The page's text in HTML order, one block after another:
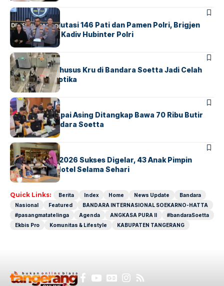
BERITA
Mabes Polri Mutasi 146 Pati dan Pamen Polri, Brigjen
Untung Jabat Kadiv Hubinter Polri
BANDARABERITA
Ketika Jalur Khusus Kru di Bandara Soetta Jadi Celah
Sindikat Narkotika
BANDARA BERITA
Kopilot Maskapai Asing Ditangkap Bawa 70 Ribu Butir
Ekstasi di Bandara Soetta
BERITAINDEX
GM For A Day 2026 Sukses Digelar, 43 Anak Pimpin
Operasional Hotel Selama Sehari
Quick Links: Berita Index Home News Update
Bandara
Nasional
Featured
BANDARA INTERNASIONAL SOEKARNO-HATTA
#pasangmatatelinga
Agenda ANGKASA PURA II
#bandaraSoetta
Ekbis Pro
Komunitas & Lifestyle KABUPATEN TANGERANG